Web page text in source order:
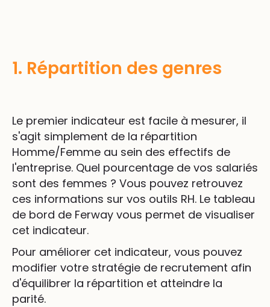
1. Répartition des genres
Le premier indicateur est facile à mesurer, il
s'agit simplement de la répartition
Homme/Femme au sein des effectifs de
l'entreprise. Quel pourcentage de vos salariés
sont des femmes ? Vous pouvez retrouvez
ces informations sur vos outils RH. Le tableau
de bord de Ferway vous permet de visualiser
cet indicateur.
Pour améliorer cet indicateur, vous pouvez
modifier votre stratégie de recrutement afin
d'équilibrer la répartition et atteindre la
parité.